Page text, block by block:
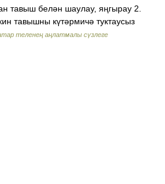
тавыш белән шаулау, яңгырау 2.
тавышны күтәрмичә туктаусыз
теленең аңлатмалы сүзлеге